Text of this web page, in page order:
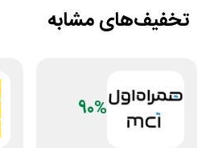
تخفیف‌های مشابه
90%